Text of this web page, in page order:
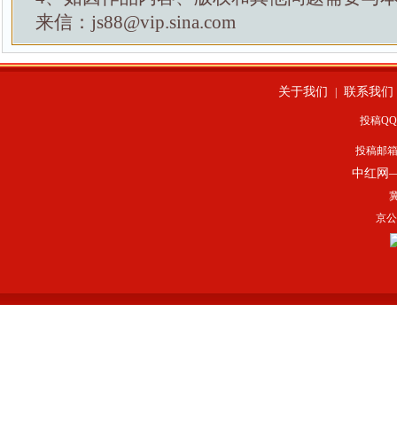
来信：js88@vip.sina.com
关于我们 联系我们
投稿
投稿邮
中红网
京